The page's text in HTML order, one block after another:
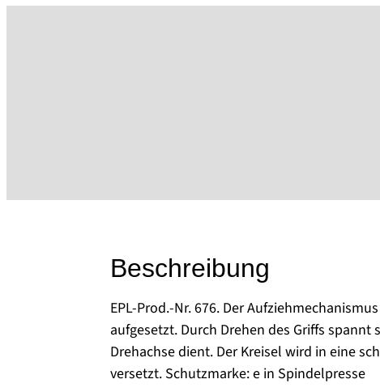
Beschreibung
EPL-Prod.-Nr. 676. Der
aufgesetzt. Durch Drehen des Griffs spannt
Drehachse dient. Der Kreisel wird in eine
versetzt. Schutzmarke: e in Spindelpresse